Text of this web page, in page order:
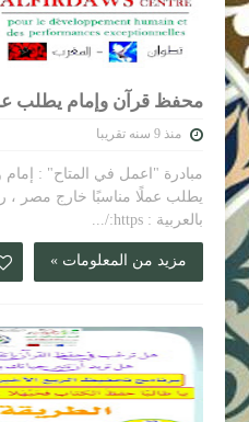
محفظ قرآن وإمام يطلب
منذ 9 سنه تقريبا
مبادرة "اعمل في المتاح" :
يطلب عملًا مناسبًا خارج مصر ،
بالعربية : https:/...
مزيد من المعلومات »